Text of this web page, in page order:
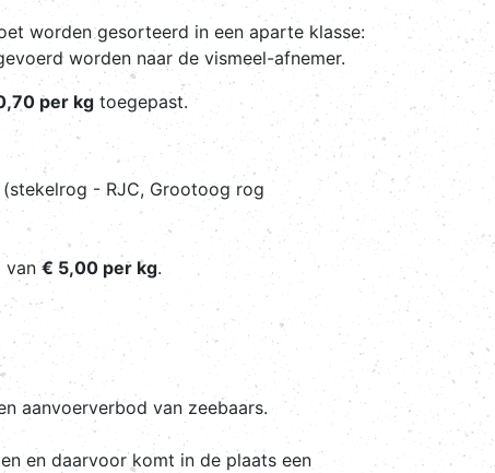
worden gesorteerd in een aparte klasse:
worden naar de vismeel-afnemer.
per kg toegepast.
- RJC, Grootoog rog
van € 5,00 per kg.
aanvoerverbod van zeebaars.
en daarvoor komt in de plaats een